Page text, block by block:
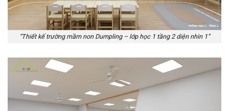
“Thiết kế trường mầm non Dumpling – lớp học 1 tầng 2 diện nhìn 1”